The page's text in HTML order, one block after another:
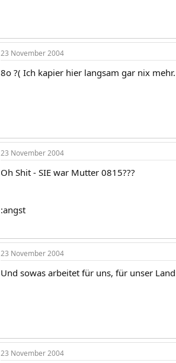
23 November 2004
8o ?( Ich kapier hier langsam gar nix mehr.
23 November 2004
Oh Shit - SIE war Mutter 0815???
:angst
23 November 2004
Und sowas arbeitet für uns, für unser
23 November 2004